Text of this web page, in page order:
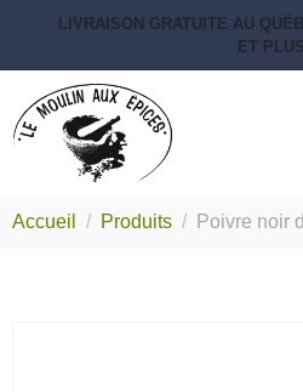
LIVRAISON GRATUITE AU
ET PLUS
Accueil Produits Poivre noir